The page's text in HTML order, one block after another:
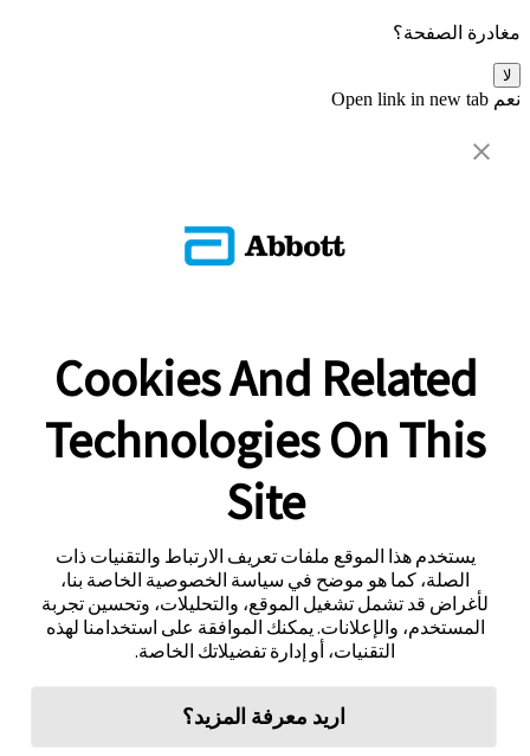
مغادرة الصفحة؟
لا
نعم Open link in new tab
Cookies And Related
Technologies On This
Site
يستخدم هذا الموقع ملفات تعريف الارتباط والتقنيات ذات
الصلة، كما هو موضح في سياسة الخصوصية الخاصة بنا،
لأغراض قد تشمل تشغيل الموقع، والتحليلات، وتحسين تجربة
المستخدم، والإعلانات. يمكنك الموافقة على استخدامنا لهذه
التقنيات، أو إدارة تفضيلاتك الخاصة.
اريد معرفة المزيد؟